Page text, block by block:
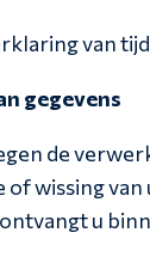
van
gegevens
de
wissing
u